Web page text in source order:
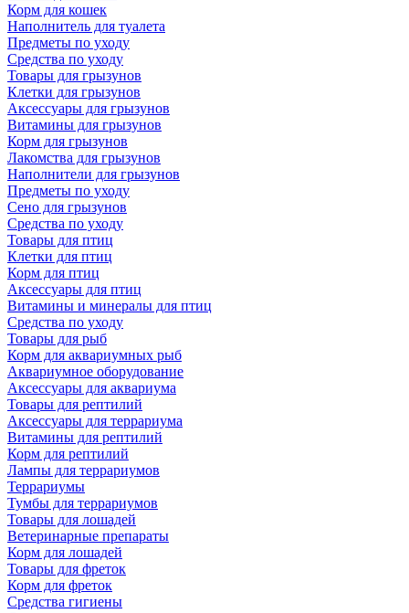
Корм для кошек
Наполнитель для туалета
Предметы по уходу
Средства по уходу
Товары для грызунов
Клетки для грызунов
Аксессуары для грызунов
Витамины для грызунов
Корм для грызунов
Лакомства для грызунов
Наполнители для грызунов
Предметы по уходу
Сено для грызунов
Средства по уходу
Товары для птиц
Клетки для птиц
Корм для птиц
Аксессуары для птиц
Витамины и минералы для птиц
Средства по уходу
Товары для рыб
Корм для аквариумных рыб
Аквариумное оборудование
Аксессуары для аквариума
Товары для рептилий
Аксессуары для террариума
Витамины для рептилий
Корм для рептилий
Лампы для террариумов
Террариумы
Тумбы для террариумов
Товары для лошадей
Ветеринарные препараты
Корм для лошадей
Товары для фреток
Корм для фреток
Средства гигиены